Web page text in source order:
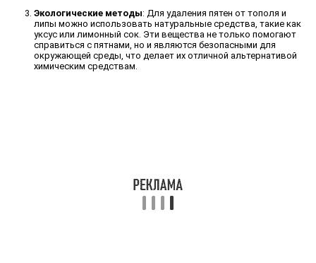
Экологические методы: Для удаления пятен от тополя и
липы можно использовать натуральные средства, такие как
уксус или лимонный сок. Эти вещества не только помогают
справиться с пятнами, но и являются безопасными для
окружающей среды, что делает их отличной альтернативой
химическим средствам.